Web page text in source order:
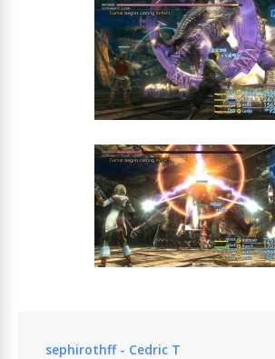
sephirothff - Cedric T